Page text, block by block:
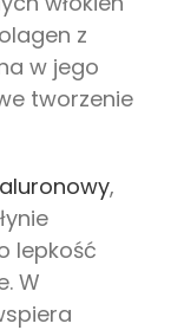
z
w jego
tworzenie
,
lepkość
W